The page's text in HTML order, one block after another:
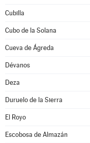
Cubilla
Cubo de la Solana
Cueva de Ágreda
Dévanos
Deza
Duruelo de la Sierra
El Royo
Escobosa de Almazán